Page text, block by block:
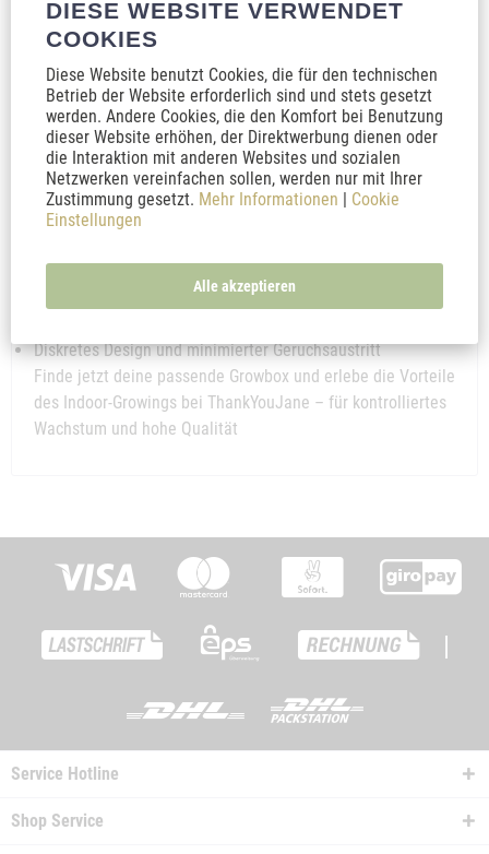
Growboxen sind speziell für das Indoor-Growing konzipiert
und bieten durch optimierte Belüftung, reflektierende
Innenflächen und stabile Bauweise eine kontrollierte
Umgebung für alle Wachstumsphasen. So erzielst du das
ganze Jahr über bestmögliche Resultate – unabhängig vom
Wetter draußen.
Vorteile unserer Growboxen auf einen Blick:
Erhältlich in verschiedenen Größen, passend für jeden
Diskretes Design und minimierter Geruchsaustritt
Finde jetzt deine passende Growbox und erlebe die Vorteile
des Indoor-Growings bei ThankYouJane – für kontrolliertes
Wachstum und hohe Qualität
|
Service Hotline
Shop Service
DIESE WEBSITE VERWENDET
COOKIES
Diese Website benutzt Cookies, die für den technischen
Betrieb der Website erforderlich sind und stets gesetzt
werden. Andere Cookies, die den Komfort bei Benutzung
dieser Website erhöhen, der Direktwerbung dienen oder
die Interaktion mit anderen Websites und sozialen
Netzwerken vereinfachen sollen, werden nur mit Ihrer
Zustimmung gesetzt. Mehr Informationen | Cookie
Einstellungen
Alle akzeptieren